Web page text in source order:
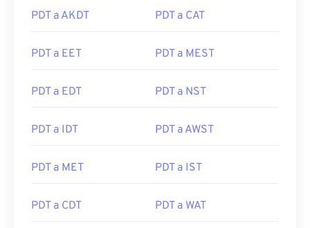
PDT a AKDT PDT a CAT
PDT a EET PDT a MEST
PDT a EDT PDT a NST
PDT a IDT PDT a AWST
PDT a MET PDT a IST
PDT a CDT PDT a WAT